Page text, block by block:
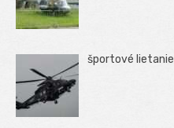
športové lietanie